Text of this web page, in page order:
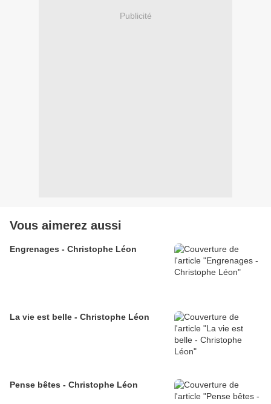
Publicité
Vous aimerez aussi
Engrenages - Christophe Léon
La vie est belle - Christophe Léon
Pense bêtes - Christophe Léon